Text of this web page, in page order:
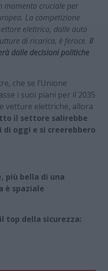
momento cruciale per
La competizione
elettrico, dalle auto
di ricarica, è feroce. Il
dalle decisioni politiche
che se l’Unione
i suoi piani per il 2035
vetture elettriche, allora
il settore salirebbe
di oggi e si creerebbero
più bella di una
è spaziale
top della sicurezza: